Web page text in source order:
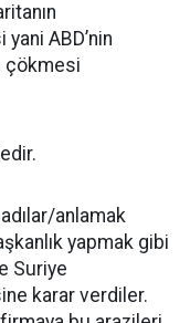
ABD’nin
çökmesi
anlamak
yapmak gibi
Suriye
karar verdiler.